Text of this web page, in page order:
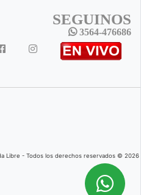
SEGUINOS
3564-476686
Libre - Todos los derechos reservados © 2026